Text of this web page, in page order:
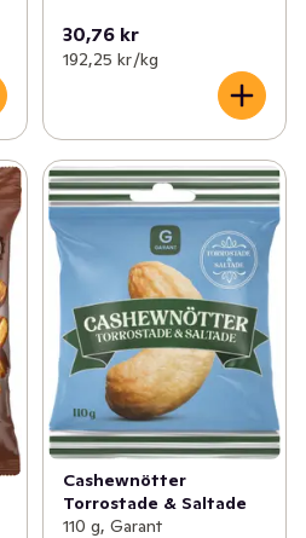
30,76 kr
192,25 kr /kg
Cashewnötter
Torrostade & Saltade
110 g, Garant